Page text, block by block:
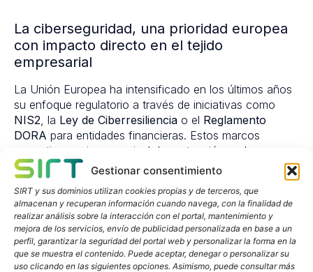
Gestionar consentimiento
SIRT y sus dominios utilizan cookies propias y de terceros, que
almacenan y recuperan información cuando navega, con la finalidad de
realizar análisis sobre la interacción con el portal, mantenimiento y
mejora de los servicios, envío de publicidad personalizada en base a un
perfil, garantizar la seguridad del portal web y personalizar la forma en la
que se muestra el contenido. Puede aceptar, denegar o personalizar su
uso clicando en las siguientes opciones. Asimismo, puede consultar más
La ciberseguridad, una prioridad europea
con impacto directo en el tejido
empresarial
La Unión Europea ha intensificado en los últimos años
su enfoque regulatorio a través de iniciativas como
NIS2, la Ley de Ciberresiliencia o el Reglamento
DORA para entidades financieras. Estos marcos
normativos exigen un nivel de protección cada vez
mayor y requieren que las empresas adopten
soluciones tecnológicas de vanguardia.
SIRT lleva tiempo alineada con esta visión europea,
invirtiendo de manera sostenida en tecnología,
capacitación y desarrollo de nuevas capacidades
orientadas a garantizar un futuro digital seguro.